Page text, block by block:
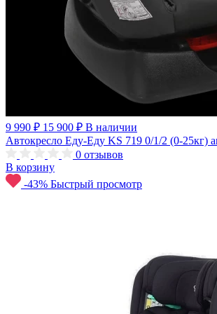
9 990 ₽ 15 900 ₽ В наличии
Автокресло Еду-Еду KS 719 0/1/2 (0-25кг)
0 отзывов
В корзину
-43% Быстрый просмотр